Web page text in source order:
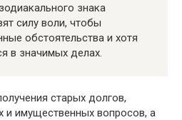
знака
силу воли, чтобы
обстоятельства и хотя
в значимых делах.
старых долгов,
и имущественных вопросов, а